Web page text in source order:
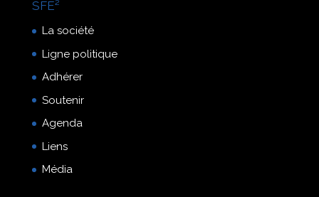
SFE²
La société
Ligne politique
Adhérer
Soutenir
Agenda
Liens
Média